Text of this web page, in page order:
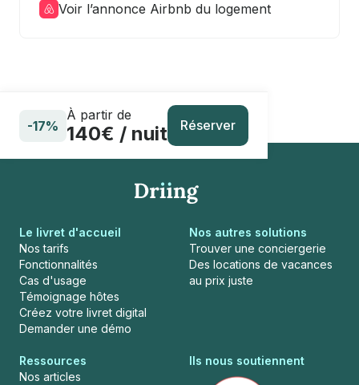
Voir l’annonce Airbnb du logement
-17%
À partir de
140€ / nuit Réserver
Le livret d'accueil
Nos tarifs
Fonctionnalités
Cas d'usage
Témoignage hôtes
Créez votre livret digital
Demander une démo
Nos autres solutions
Trouver une conciergerie
Des locations de vacances
au prix juste
Ressources
Nos articles
Ils nous soutiennent